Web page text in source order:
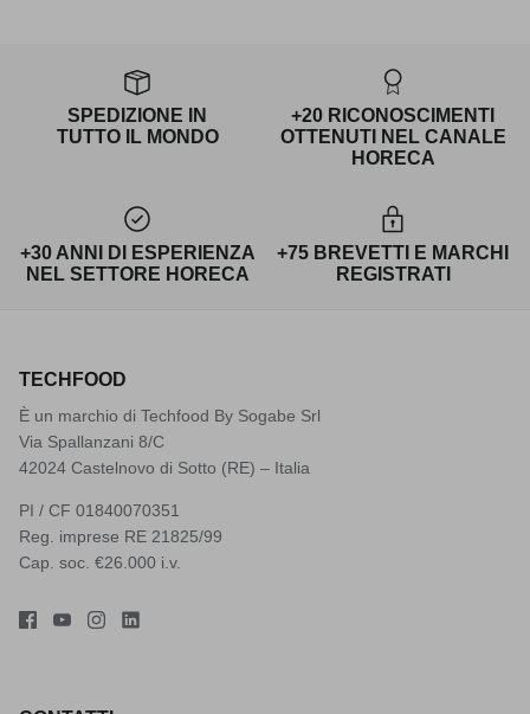
SPEDIZIONE IN
TUTTO IL MONDO
+20 RICONOSCIMENTI
OTTENUTI NEL CANALE
HORECA
+30 ANNI DI ESPERIENZA
NEL SETTORE HORECA
+75 BREVETTI E MARCHI
REGISTRATI
TECHFOOD
È un marchio di Techfood By Sogabe Srl
Via Spallanzani 8/C
42024 Castelnovo di Sotto (RE) – Italia
PI / CF 01840070351
Reg. imprese RE 21825/99
Cap. soc. €26.000 i.v.